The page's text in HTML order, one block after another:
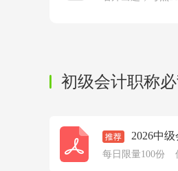
初级会计职称
2026中
每日限量100份